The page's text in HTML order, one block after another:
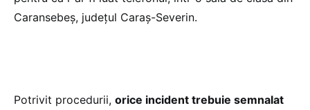
Caransebeș, județul Caraș-Severin.
Potrivit procedurii, orice incident trebuie semnalat